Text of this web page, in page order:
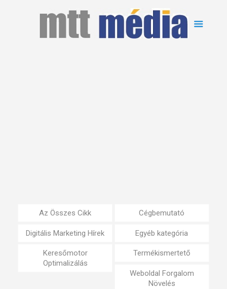
Az Összes Cikk Cégbemutató
Digitális Marketing Hírek Egyéb kategória
Keresőmotor
Optimalizálás
Termékismertető
Weboldal Forgalom
Növelés